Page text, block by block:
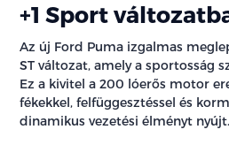
+1 Sport
Az új Ford Puma izgalmas
ST változat, amely a sportosság
Ez a kivitel a 200 lóerős motor
fékekkel, felfüggesztéssel és
dinamikus vezetési élményt nyújt.